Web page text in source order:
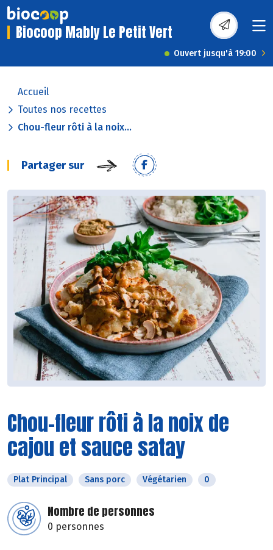
Biocoop Mably Le Petit Vert
Ouvert jusqu'à 19:00
Accueil
Toutes nos recettes
Chou-fleur rôti à la noix...
Partager sur
Chou-fleur rôti à la noix de
cajou et sauce satay
Plat Principal Sans porc Végétarien 0
Nombre de personnes
0 personnes